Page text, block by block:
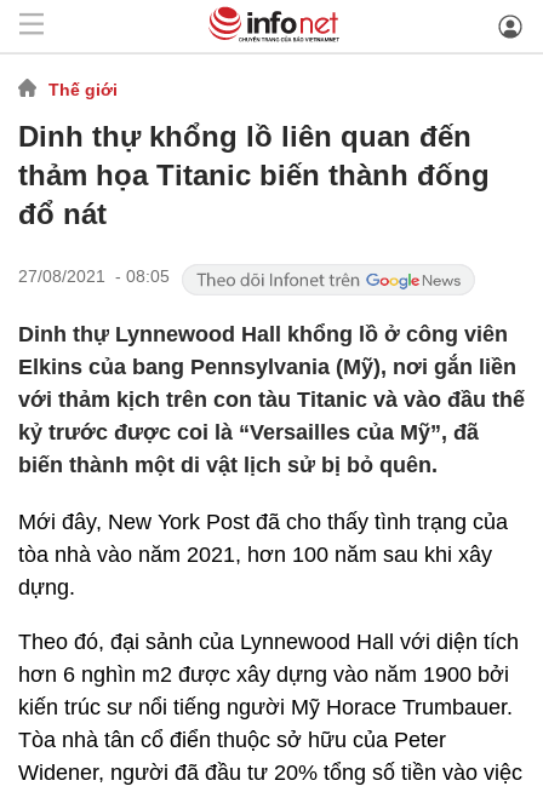
Thế giới
Dinh thự khổng lồ liên quan đến
thảm họa Titanic biến thành đống
đổ nát
27/08/2021 - 08:05
Dinh thự Lynnewood Hall khổng lồ ở công viên
Elkins của bang Pennsylvania (Mỹ), nơi gắn liền
với thảm kịch trên con tàu Titanic và vào đầu thế
kỷ trước được coi là “Versailles của Mỹ”, đã
biến thành một di vật lịch sử bị bỏ quên.
Mới đây, New York Post đã cho thấy tình trạng của
tòa nhà vào năm 2021, hơn 100 năm sau khi xây
dựng.
Theo đó, đại sảnh của Lynnewood Hall với diện tích
hơn 6 nghìn m2 được xây dựng vào năm 1900 bởi
kiến ​​trúc sư nổi tiếng người Mỹ Horace Trumbauer.
Tòa nhà tân cổ điển thuộc sở hữu của Peter
Widener, người đã đầu tư 20% tổng số tiền vào việc